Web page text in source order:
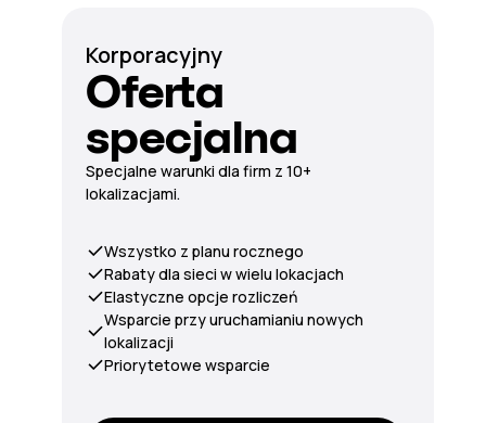
Korporacyjny
Oferta
specjalna
Specjalne warunki dla firm z 10+
lokalizacjami.
Wszystko z planu rocznego
Rabaty dla sieci w wielu lokacjach
Elastyczne opcje rozliczeń
Wsparcie przy uruchamianiu nowych
lokalizacji
Priorytetowe wsparcie